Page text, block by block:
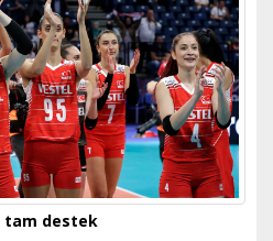
tam destek